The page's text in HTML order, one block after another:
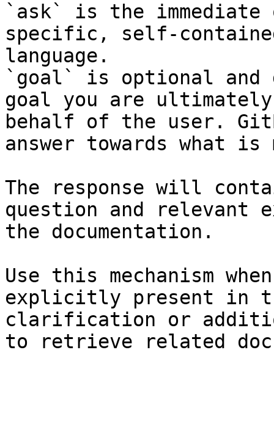
`ask` is the
specific, self-
language.
`goal` is optional and
goal you are
behalf of the user.
answer towards what
The response will
question and relevant
the documentation.
Use this mechanism
explicitly present in
clarification or